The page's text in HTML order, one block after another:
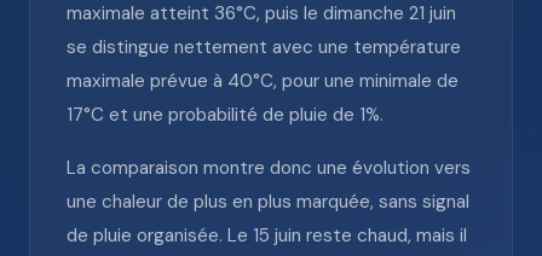
maximale atteint 36°C, puis le dimanche 21 juin
se distingue nettement avec une température
maximale prévue à 40°C, pour une minimale de
17°C et une probabilité de pluie de 1%.
La comparaison montre donc une évolution vers
une chaleur de plus en plus marquée, sans signal
de pluie organisée. Le 15 juin reste chaud, mais il